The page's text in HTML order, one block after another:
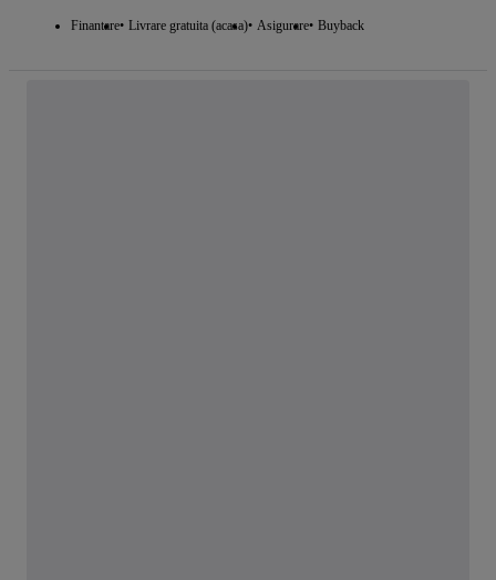
Finantare Livrare gratuita (acasa) Asigurare Buyback